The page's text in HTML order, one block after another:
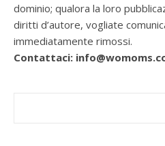
dominio; qualora la loro
diritti d’autore, vogliate
immediatamente rimossi.
Contattaci: